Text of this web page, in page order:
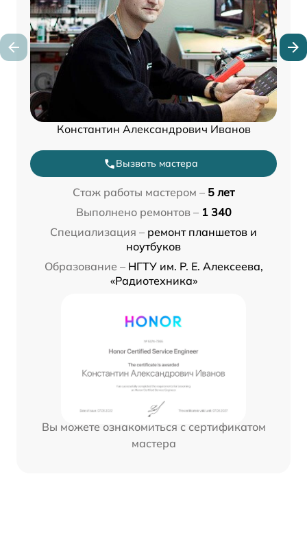
Константин Александрович Иванов
Вызвать мастера
Стаж работы мастером – 5 лет
Выполнено ремонтов – 1 340
Специализация – ремонт планшетов и
ноутбуков
Образование – НГТУ им. Р. Е. Алексеева,
«Радиотехника»
Вы можете ознакомиться с сертификатом
мастера